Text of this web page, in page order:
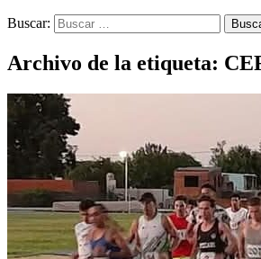
Buscar:
Archivo de la etiqueta: